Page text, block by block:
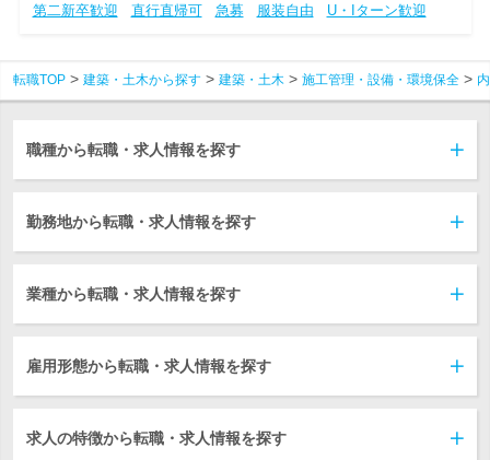
第二新卒歓迎
直行直帰可 急募 服装自由 U・Iターン歓迎
転職TOP 建築・土木から探す 建築・土木 施工管理・設備・環境保全
職種から転職・求人情報を探す
勤務地から転職・求人情報を探す
業種から転職・求人情報を探す
雇用形態から転職・求人情報を探す
求人の特徴から転職・求人情報を探す